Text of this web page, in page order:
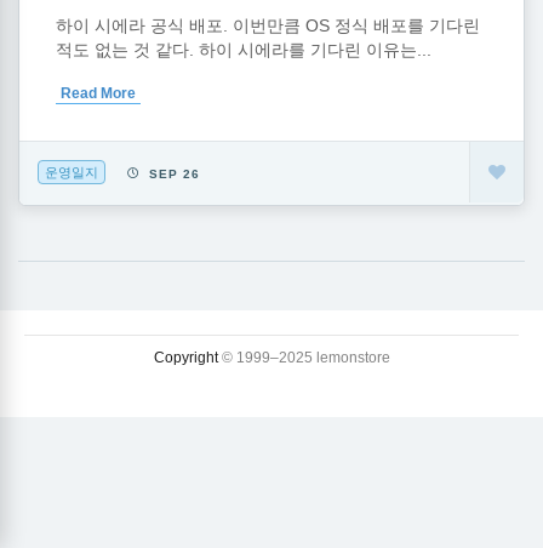
하이 시에라 공식 배포. 이번만큼 OS 정식 배포를 기다린
적도 없는 것 같다. 하이 시에라를 기다린 이유는...
Read More
운영일지 SEP 26
Copyright© 1999–2025 lemonstore